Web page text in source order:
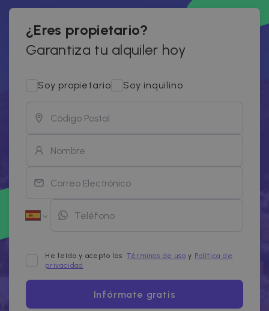
¿Eres propietario?
Garantiza tu alquiler hoy
Soy propietario Soy inquilino
He leído y acepto los Términos de uso y Política de
privacidad
Infórmate gratis